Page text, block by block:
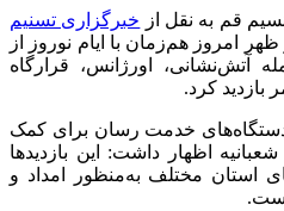
قم به نقل از خبرگزاری تسنیم
امروز هم‌زمان با ایام نوروز از
آتش‌نشانی، اورژانس، قرارگاه
بازدید کرد.
دستگاه‌های خدمت رسان برای کمک
اظهار داشت: این بازدیدها
استان مختلف به‌منظور امداد و